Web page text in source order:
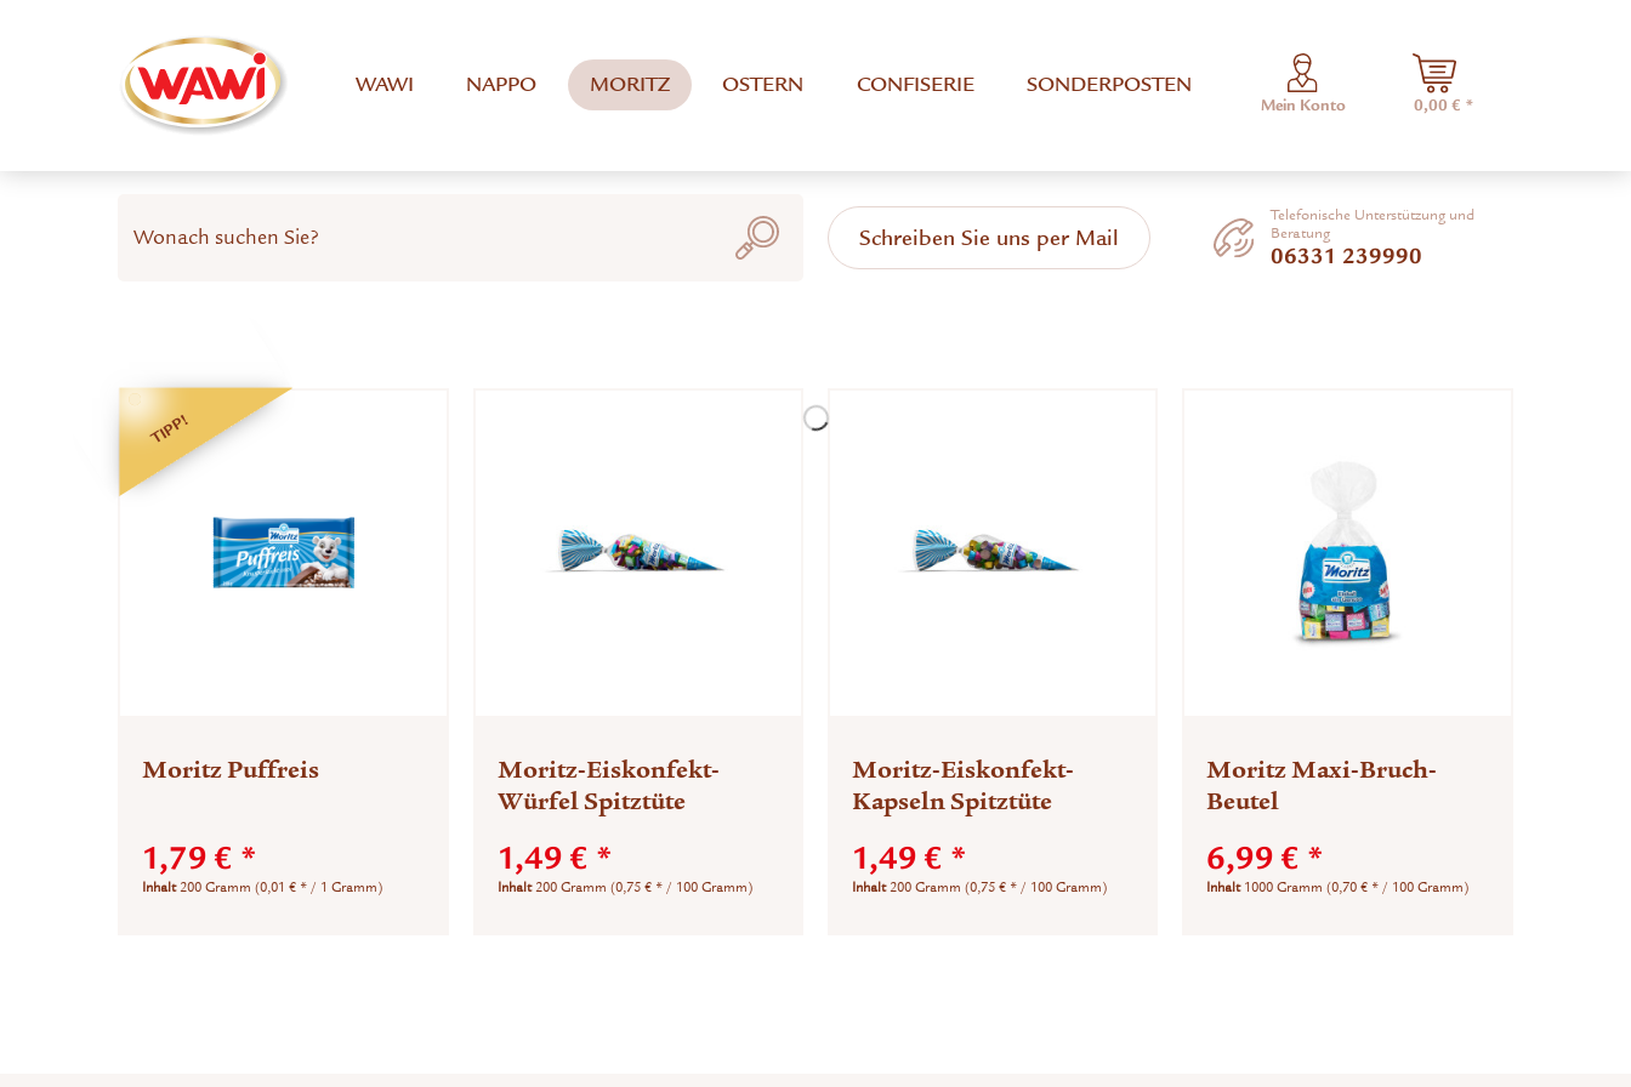
WAWI NAPPO MORITZ OSTERN CONFISERIE SONDERPOSTEN
Mein Konto 0,00 € *
Schreiben Sie uns per Mail
Telefonische Unterstützung und
Beratung
06331 239990
TIPP!
Moritz Puffreis
1,79 € *
Inhalt200 Gramm(0,01 € * / 1 Gramm)
Moritz-Eiskonfekt-
Würfel Spitztüte
1,49 € *
Inhalt200 Gramm (0,75 € * / 100 Gramm)
Moritz-Eiskonfekt-
Kapseln Spitztüte
1,49 € *
Inhalt200 Gramm (0,75 € * / 100 Gramm)
Moritz Maxi-Bruch-
Beutel
6,99 € *
Inhalt 1000 Gramm(0,70 € * / 100 Gramm)